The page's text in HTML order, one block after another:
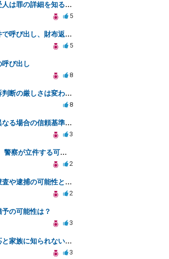
加害者の身元引受人は罪の詳細を知ることができるか？
5
警察から窃盗の件で呼び出し、財布返却で自首すべきか？
5
び出し
8
検事の性別で起訴判断の厳しさは変わるのか知りたい
8
弁護士の意見が異なる場合の信頼基準について教えてください
3
LINEで会社批判、警察が立件する可能性は？
2
盗撮行為の後日捜査や逮捕の可能性と初動対応について
2
の可能性は？
3
書類送検後の対応と家族に知られないための手続きについて相談
3